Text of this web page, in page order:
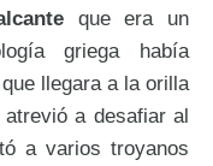
que era un
griega había
llegara a la orilla
a desafiar al
a varios troyanos